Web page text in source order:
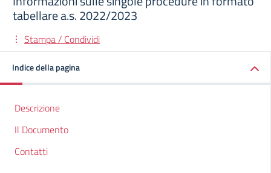
tabellare a.s. 2022/2023
Stampa / Condividi
Indice della pagina
Descrizione
Il Documento
Contatti